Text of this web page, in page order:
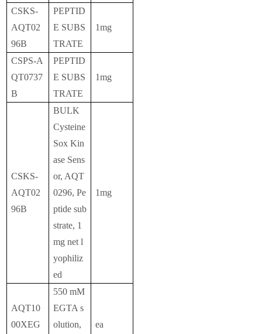
CSKS-
AQT02
96B
PEPTID
E SUBS
TRATE
1mg
CSPS-A
QT0737
B
PEPTID
E SUBS
TRATE
1mg
CSKS-
AQT02
96B
BULK
Cysteine
Sox Kin
ase Sens
or, AQT
0296, Pe
ptide sub
strate, 1
mg net l
yophiliz
ed
1mg
AQT10
00XEG
550 mM
EGTA s
olution,
ea